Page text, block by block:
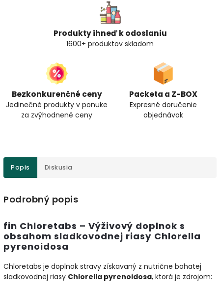
Produkty ihneď k odoslaniu
1600+ produktov skladom
Bezkonkurenčné ceny
Jedinečné produkty v ponuke
za zvýhodnené ceny
Packeta a Z-BOX
Expresné doručenie
objednávok
Popis Diskusia
Podrobný popis
fin Chloretabs – Výživový doplnok s
obsahom sladkovodnej riasy Chlorella
pyrenoidosa
Chloretabs je doplnok stravy získavaný z nutrične bohatej
sladkovodnej riasy Chlorella pyrenoidosa, ktorá je zdrojom: